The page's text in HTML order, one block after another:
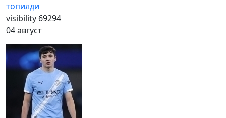
топилди
visibility 69294
04 август